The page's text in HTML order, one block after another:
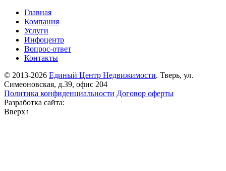
Главная
Компания
Услуги
Инфоцентр
Вопрос-ответ
Контакты
© 2013-2026 Единый Центр Недвижимости. Тверь, ул.
Симеоновская, д.39, офис 204
Политика конфиденциальности Договор оферты
Разработка сайта:
Вверх↑